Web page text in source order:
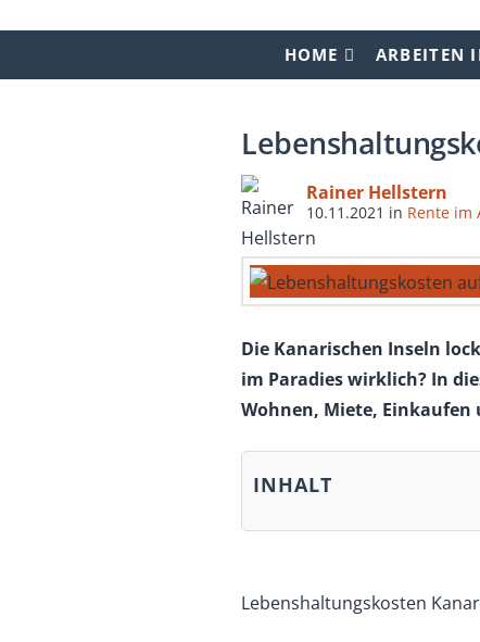
HOME ARBEITEN
Rainer Hellstern
10.11.2021 in Rente im
Die Kanarischen Inseln
im Paradies wirklich? In
Wohnen, Miete,
INHALT
Lebenshaltungskosten